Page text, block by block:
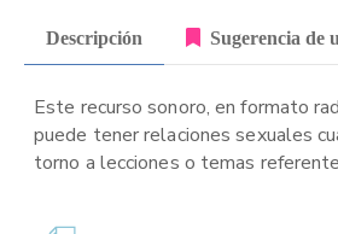
Descripción Sugerencia de
Este recurso sonoro, en formato
puede tener relaciones sexuales
torno a lecciones o temas